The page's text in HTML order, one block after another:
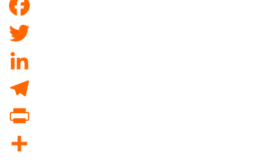
Facebook
Twitter
LinkedIn
Telegram
PrintFriendly